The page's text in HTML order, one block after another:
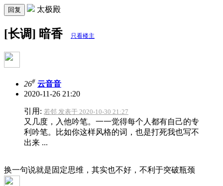
回复 太极殿
[长调] 暗香 只看楼主
26# 云音音
2020-11-26 21:20
引用: 若邻 发表于 2020-10-30 21:27
又几度，入他吟笔。一一觉得每个人都有自己的专
利吟笔。比如你这样风格的词，也是打死我也写不
出来 ...
换一句说就是固定思维，其实也不好，不利于突破瓶颈